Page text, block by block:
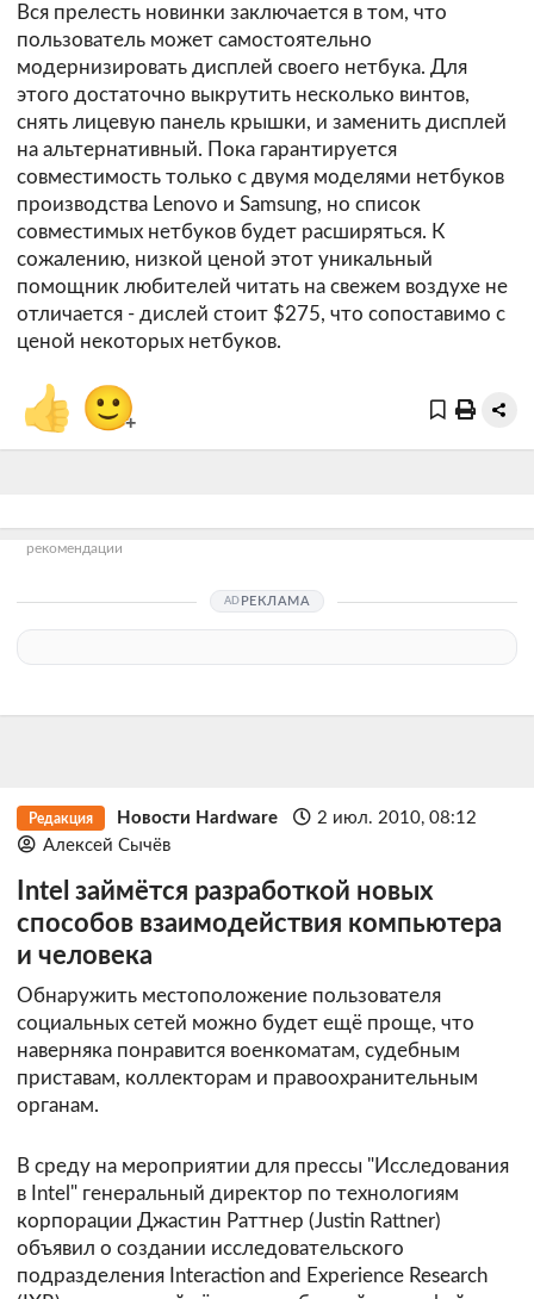
Вся прелесть новинки заключается в том, что
пользователь может самостоятельно
модернизировать дисплей своего нетбука. Для
этого достаточно выкрутить несколько винтов,
снять лицевую панель крышки, и заменить дисплей
на альтернативный. Пока гарантируется
совместимость только с двумя моделями нетбуков
производства Lenovo и Samsung, но список
совместимых нетбуков будет расширяться. К
сожалению, низкой ценой этот уникальный
помощник любителей читать на свежем воздухе не
отличается - дислей стоит $275, что сопоставимо с
ценой некоторых нетбуков.
👍 🙂+
рекомендации
РЕКЛАМА
Редакция Новости Hardware
2 июл. 2010, 08:12
Алексей Сычёв
Intel займётся разработкой новых
способов взаимодействия компьютера
и человека
Обнаружить местоположение пользователя
социальных сетей можно будет ещё проще, что
наверняка понравится военкоматам, судебным
приставам, коллекторам и правоохранительным
органам.
В среду на мероприятии для прессы "Исследования
в Intel" генеральный директор по технологиям
корпорации Джастин Раттнер (Justin Rattner)
объявил о создании исследовательского
подразделения Interaction and Experience Research